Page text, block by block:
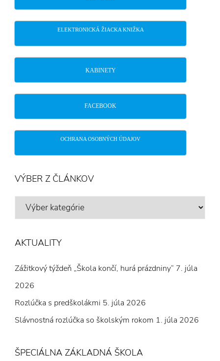
ELEKTRONICKÁ ŽIACKA KNIŽKA
KABINETY
FACEBOOK
OCHRANA OSOBNÝCH ÚDAJOV
VÝBER Z ČLÁNKOV
VÝBER
AKTUALITY
Zážitkový týždeň „Škola končí, hurá prázdniny“ 7. júla
2026
Rozlúčka s predškolákmi 5. júla 2026
Slávnostná rozlúčka so školským rokom 1. júla 2026
ŠPECIÁLNA ZÁKLADNÁ ŠKOLA